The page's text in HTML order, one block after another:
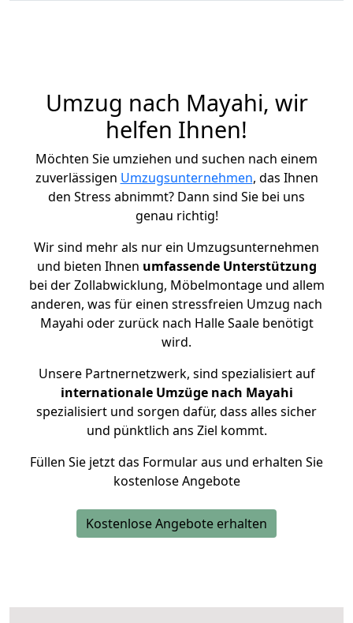
Umzug nach Mayahi, wir
helfen Ihnen!
Möchten Sie umziehen und suchen nach einem
zuverlässigen Umzugsunternehmen, das Ihnen
den Stress abnimmt? Dann sind Sie bei uns
genau richtig!
Wir sind mehr als nur ein Umzugsunternehmen
und bieten Ihnen umfassende Unterstützung
bei der Zollabwicklung, Möbelmontage und allem
anderen, was für einen stressfreien Umzug nach
Mayahi oder zurück nach Halle Saale benötigt
wird.
Unsere Partnernetzwerk, sind spezialisiert auf
internationale Umzüge nach Mayahi
spezialisiert und sorgen dafür, dass alles sicher
und pünktlich ans Ziel kommt.
Füllen Sie jetzt das Formular aus und erhalten Sie
kostenlose Angebote
Kostenlose Angebote erhalten